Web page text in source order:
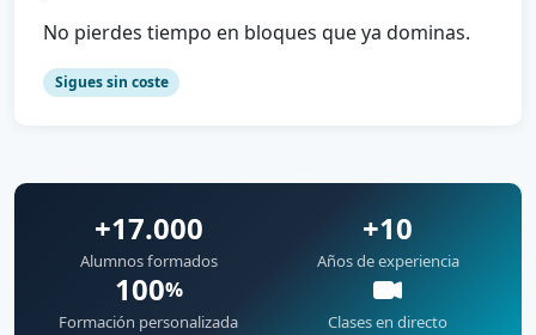
No pierdes tiempo en bloques que ya dominas.
Sigues sin coste
+17.000
Alumnos formados
+10
Años de experiencia
100%
Formación personalizada Clases en directo